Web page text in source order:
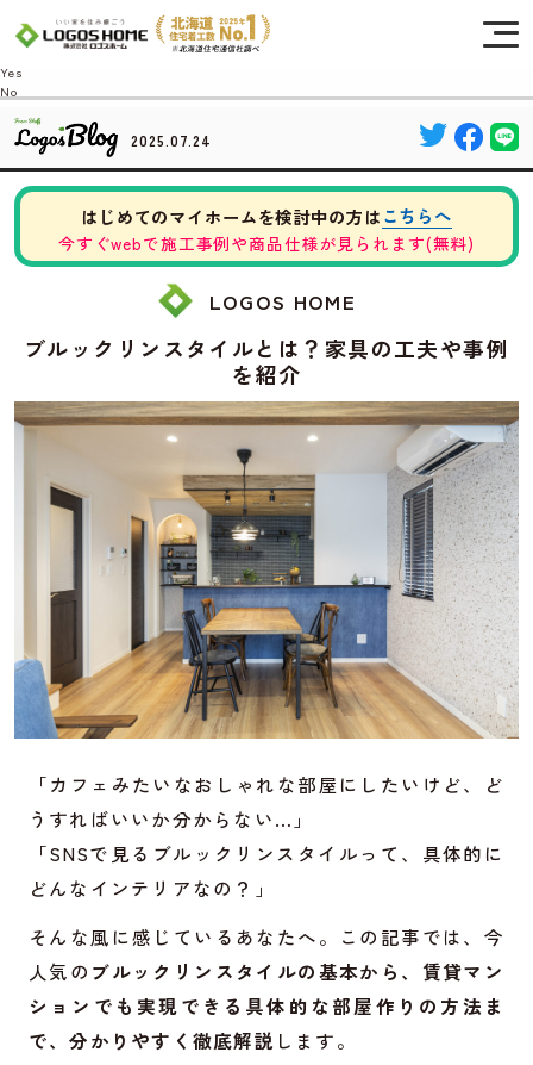
2025.07.24
はじめてのマイホームを検討中の方はこちらへ
今すぐwebで施工事例や商品仕様が見られます(無料)
LOGOS HOME
ブルックリンスタイルとは？家具の工夫や事例
を紹介
「カフェみたいなおしゃれな部屋にしたいけど、ど
うすればいいか分からない…」
「SNSで見るブルックリンスタイルって、具体的に
どんなインテリアなの？」
そんな風に感じているあなたへ。この記事では、今
人気の ブルックリンスタイルの基本から、賃貸マン
ションでも実現できる具体的な部屋作りの方法ま
で、分かりやすく徹底解説 します。
Cookie を使用して、お客様の活動を追跡してもよろしいですか? 当社ではお客様の
プライバシーを極めて重視しています。詳細について、およびご質問がある場合
は、当社のプライバシーポリシーをご覧ください。
Yes
No